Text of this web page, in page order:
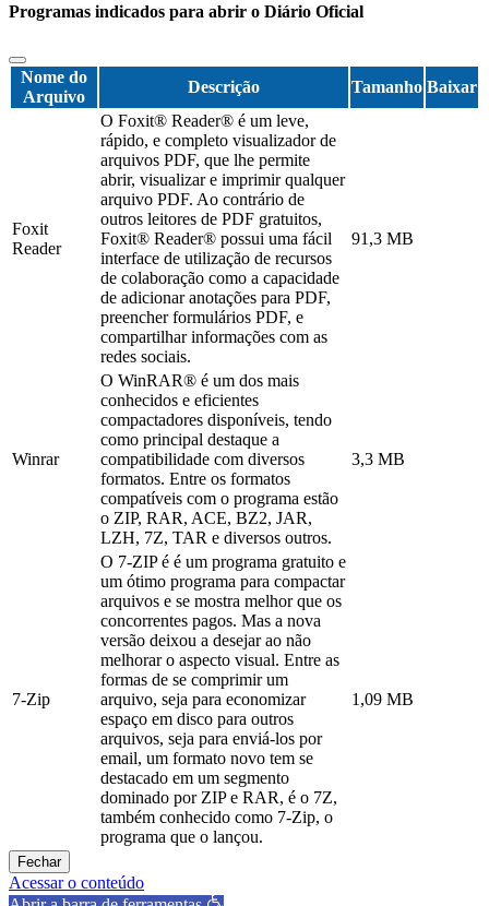
Programas indicados para abrir o Diário Oficial
Nome do
Arquivo
Descrição Tamanho Baixar
Foxit
Reader
O Foxit® Reader® é um leve,
rápido, e completo visualizador de
arquivos PDF, que lhe permite
abrir, visualizar e imprimir qualquer
arquivo PDF. Ao contrário de
outros leitores de PDF gratuitos,
Foxit® Reader® possui uma fácil
interface de utilização de recursos
de colaboração como a capacidade
de adicionar anotações para PDF,
preencher formulários PDF, e
compartilhar informações com as
redes sociais.
91,3 MB
Winrar
O WinRAR® é um dos mais
conhecidos e eficientes
compactadores disponíveis, tendo
como principal destaque a
compatibilidade com diversos
formatos. Entre os formatos
compatíveis com o programa estão
o ZIP, RAR, ACE, BZ2, JAR,
LZH, 7Z, TAR e diversos outros.
3,3 MB
7-Zip
O 7-ZIP é é um programa gratuito e
um ótimo programa para compactar
arquivos e se mostra melhor que os
concorrentes pagos. Mas a nova
versão deixou a desejar ao não
melhorar o aspecto visual. Entre as
formas de se comprimir um
arquivo, seja para economizar
espaço em disco para outros
arquivos, seja para enviá-los por
email, um formato novo tem se
destacado em um segmento
dominado por ZIP e RAR, é o 7Z,
também conhecido como 7-Zip, o
programa que o lançou.
1,09 MB
Fechar
Acessar o conteúdo